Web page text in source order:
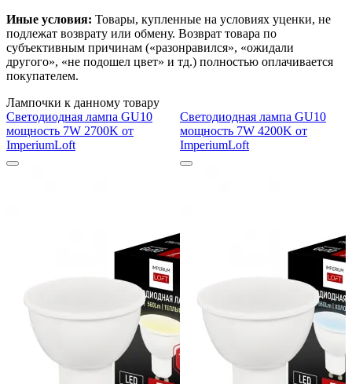
Иные условия: Товары, купленные на условиях уценки, не
подлежат возврату или обмену. Возврат товара по
субъективным причинам («разонравился», «ожидали
другого», «не подошел цвет» и тд.) полностью оплачивается
покупателем.
Лампочки к данному товару
Светодиодная лампа GU10
мощность 7W 2700K от
ImperiumLoft
Светодиодная лампа GU10
мощность 7W 4200K от
ImperiumLoft